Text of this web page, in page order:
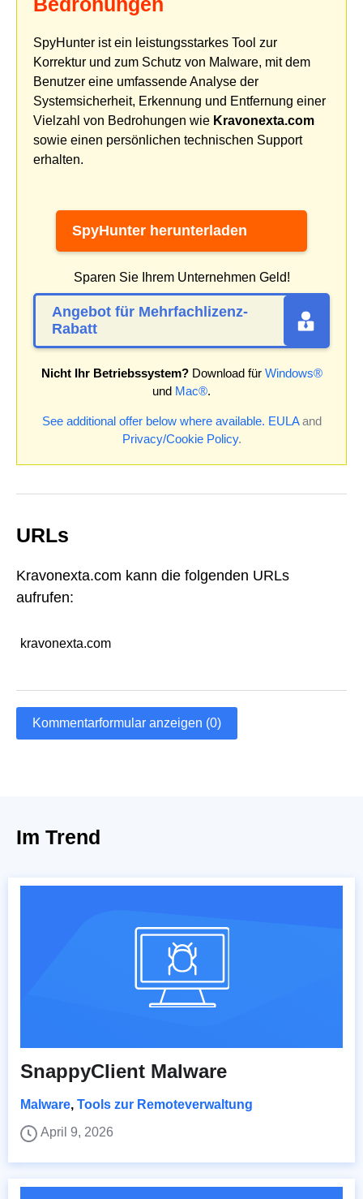
SpyHunter ist ein leistungsstarkes Tool zur
Korrektur und zum Schutz von Malware, mit dem
Benutzer eine umfassende Analyse der
Systemsicherheit, Erkennung und Entfernung einer
Vielzahl von Bedrohungen wie Kravonexta.com
sowie einen persönlichen technischen Support
erhalten.
SpyHunter herunterladen
Sparen Sie Ihrem Unternehmen Geld!
Angebot für Mehrfachlizenz-
Rabatt
Nicht Ihr Betriebssystem?Download für Windows®
und Mac®.
See additional offer below where available. EULAand
Privacy/Cookie Policy.
URLs
Kravonexta.com kann die folgenden URLs
aufrufen:
kravonexta.com
Kommentarformular anzeigen (0)
Im Trend
SnappyClient Malware
Malware, Tools zur Remoteverwaltung
April 9, 2026